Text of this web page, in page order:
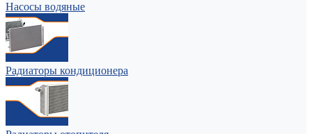
Насосы водяные
Радиаторы кондиционера